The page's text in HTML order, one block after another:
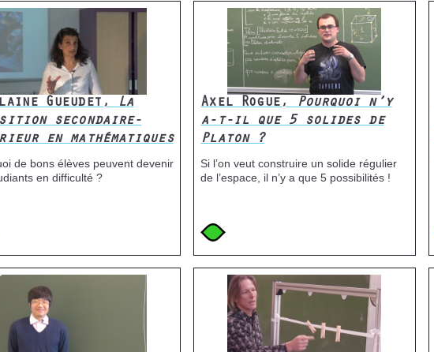
Gueudet,La
secondaire-
en mathématiques
de bons élèves peuvent devenir
en difficulté ?
Axel Rogue,Pourquoi n’y
a-t-il que 5 solides de
Platon ?
Si l’on veut construire un solide régulier
de l’espace, il n’y a que 5 possibilités !
Icone
Image